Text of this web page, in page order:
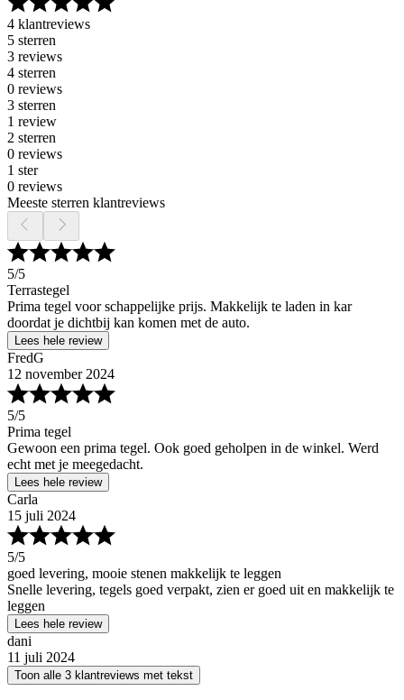
4 klantreviews
5 sterren
3 reviews
4 sterren
0 reviews
3 sterren
1 review
2 sterren
0 reviews
1 ster
0 reviews
Meeste sterren klantreviews
5/5
Terrastegel
Prima tegel voor schappelijke prijs. Makkelijk te laden in kar
doordat je dichtbij kan komen met de auto.
Lees hele review
FredG
12 november 2024
5/5
Prima tegel
Gewoon een prima tegel. Ook goed geholpen in de winkel. Werd
echt met je meegedacht.
Lees hele review
Carla
15 juli 2024
5/5
goed levering, mooie stenen makkelijk te leggen
Snelle levering, tegels goed verpakt, zien er goed uit en makkelijk te
leggen
Lees hele review
dani
11 juli 2024
Toon alle 3 klantreviews met tekst